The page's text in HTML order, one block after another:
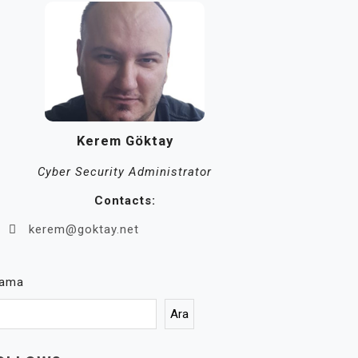
Kerem Göktay
Cyber Security Administrator
Contacts:
kerem@goktay.net
Ara